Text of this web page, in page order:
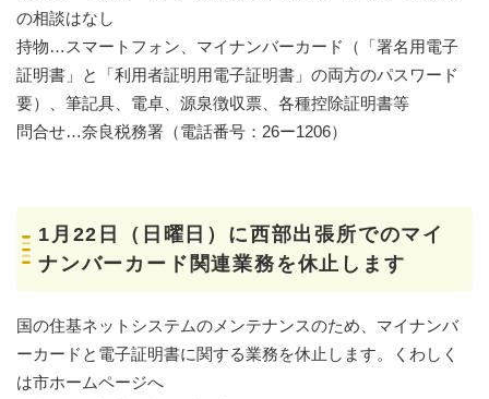
の相談はなし
持物…スマートフォン、マイナンバーカード（「署名用電子
証明書」と「利用者証明用電子証明書」の両方のパスワード
要）、筆記具、電卓、源泉徴収票、各種控除証明書等
問合せ…奈良税務署（電話番号：26ー1206）
1月22日（日曜日）に西部出張所でのマイ
ナンバーカード関連業務を休止します
国の住基ネットシステムのメンテナンスのため、マイナンバ
ーカードと電子証明書に関する業務を休止します。くわしく
は市ホームページへ